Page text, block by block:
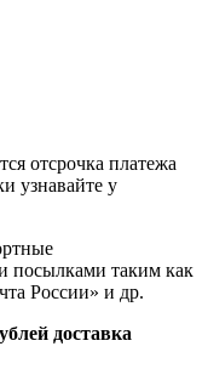
отсрочка платежа
узнавайте у
посылками таким как
России» и др.
доставка